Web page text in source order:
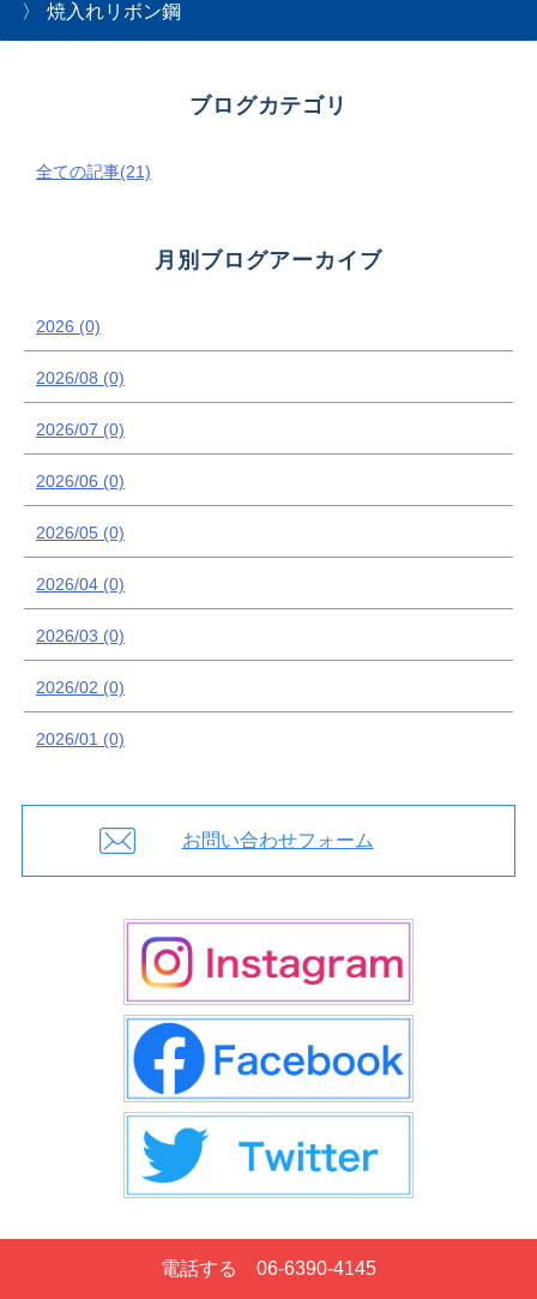
焼入れリボン鋼
ブログカテゴリ
全ての記事(21)
月別ブログアーカイブ
2026 (0)
2026/08 (0)
2026/07 (0)
2026/06 (0)
2026/05 (0)
2026/04 (0)
2026/03 (0)
2026/02 (0)
2026/01 (0)
お問い合わせフォーム
電話する 06-6390-4145